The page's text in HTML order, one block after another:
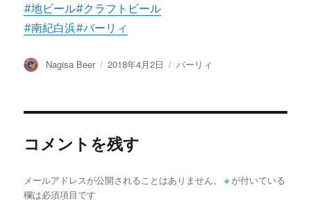
#地ビール#クラフトビール
#南紀白浜#バーリィ
投
Nagisa Beer
投
2018年4月2日
カ
バーリィ
コメントを残す
メールアドレスが公開されることはありません。 ※ が付いている
欄は必須項目です